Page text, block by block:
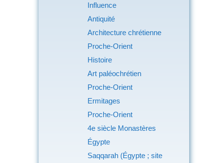
Influence
Antiquité
Architecture chrétienne
Proche-Orient
Histoire
Art paléochrétien
Proche-Orient
Ermitages
Proche-Orient
4e siècle Monastères
Égypte
Saqqarah (Égypte ; site